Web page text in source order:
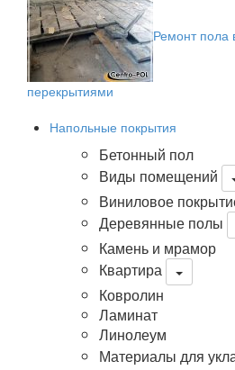
Ремонт пола
перекрытиями
Напольные покрытия
Бетонный пол
Виды помещений
Виниловое
Деревянные полы
Камень и мрамор
Квартира
Ковролин
Ламинат
Линолеум
Материалы для